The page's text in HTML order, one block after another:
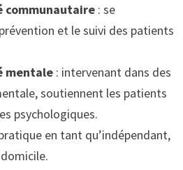
communautaire: se
et le suivi des patients
mentale: intervenant dans des
soutiennent les patients
psychologiques.
en tant qu’indépendant,